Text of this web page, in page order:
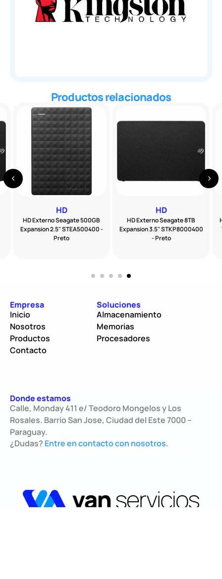
Productos relacionados
HD
HD Externo Seagate 8TB
Expansion 3.5" STKP8000400
- Preto
HD
HD Externo Seagate 500GB
Expansion 2.5" STEA500400 -
Preto
Empresa
Inicio
Nosotros
Productos
Contacto
Soluciones
Almacenamiento
Memorias
Procesadores
Donde estamos
Calle, Monday 411 e/ Teodoro Mongelos y Los
Rosales. Barrio San Jose, Ciudad del Este 7000 –
Paraguay.
¿Dudas? Entre en contacto con nosotros.